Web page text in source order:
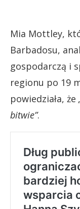
Mia Mottley,
Barbadosu,
gospodarczą i
regionu po 19
powiedziała, że
bitwie”.